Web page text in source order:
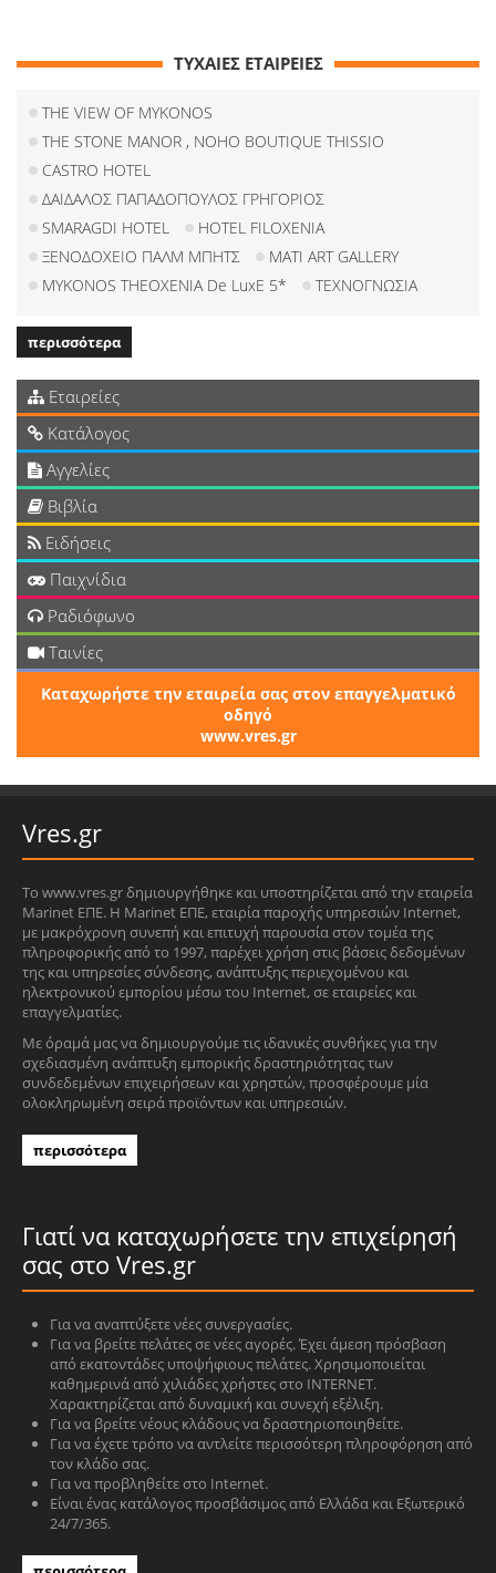
ΤΥΧΑΙΕΣ ΕΤΑΙΡΕΙΕΣ
THE VIEW OF MYKONOS
THE STONE MANOR , NOHO BOUTIQUE THISSIO
CASTRO HOTEL
ΔΑΙΔΑΛΟΣ ΠΑΠΑΔΟΠΟΥΛΟΣ ΓΡΗΓΟΡΙΟΣ
SMARAGDI HOTEL
HOTEL FILOXENIA
ΞΕΝΟΔΟΧΕΙΟ ΠΑΛΜ ΜΠΗΤΣ
MATI ART GALLERY
MYKONOS THEOXENIA De LuxE 5*
ΤΕΧΝΟΓΝΩΣΙΑ
περισσότερα
Εταιρείες
Κατάλογος
Αγγελίες
Βιβλία
Ειδήσεις
Παιχνίδια
Ραδιόφωνο
Ταινίες
Καταχωρήστε την εταιρεία σας στον επαγγελματικό
οδηγό
www.vres.gr
Vres.gr
Το www.vres.gr δημιουργήθηκε και υποστηρίζεται από την εταιρεία
Marinet ΕΠΕ. Η Marinet ΕΠΕ, εταιρία παροχής υπηρεσιών Internet,
με μακρόχρονη συνεπή και επιτυχή παρουσία στον τομέα της
πληροφορικής από το 1997, παρέχει χρήση στις βάσεις δεδομένων
της και υπηρεσίες σύνδεσης, ανάπτυξης περιεχομένου και
ηλεκτρονικού εμπορίου μέσω του Internet, σε εταιρείες και
επαγγελματίες.
Με όραμά μας να δημιουργούμε τις ιδανικές συνθήκες για την
σχεδιασμένη ανάπτυξη εμπορικής δραστηριότητας των
συνδεδεμένων επιχειρήσεων και χρηστών, προσφέρουμε μία
ολοκληρωμένη σειρά προϊόντων και υπηρεσιών.
περισσότερα
Γιατί να καταχωρήσετε την επιχείρησή
σας στο Vres.gr
Για να αναπτύξετε νέες συνεργασίες.
Για να βρείτε πελάτες σε νέες αγορές. Έχει άμεση πρόσβαση
από εκατοντάδες υποψήφιους πελάτες. Χρησιμοποιείται
καθημερινά από χιλιάδες χρήστες στο INTERNET.
Χαρακτηρίζεται από δυναμική και συνεχή εξέλιξη.
Για να βρείτε νέους κλάδους να δραστηριοποιηθείτε.
Για να έχετε τρόπο να αντλείτε περισσότερη πληροφόρηση από
τον κλάδο σας.
Για να προβληθείτε στο Internet.
Είναι ένας κατάλογος προσβάσιμος από Ελλάδα και Εξωτερικό
24/7/365.